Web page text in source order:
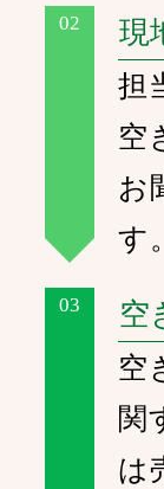
02 現
担
空
お
す。
03 空
空
関
は